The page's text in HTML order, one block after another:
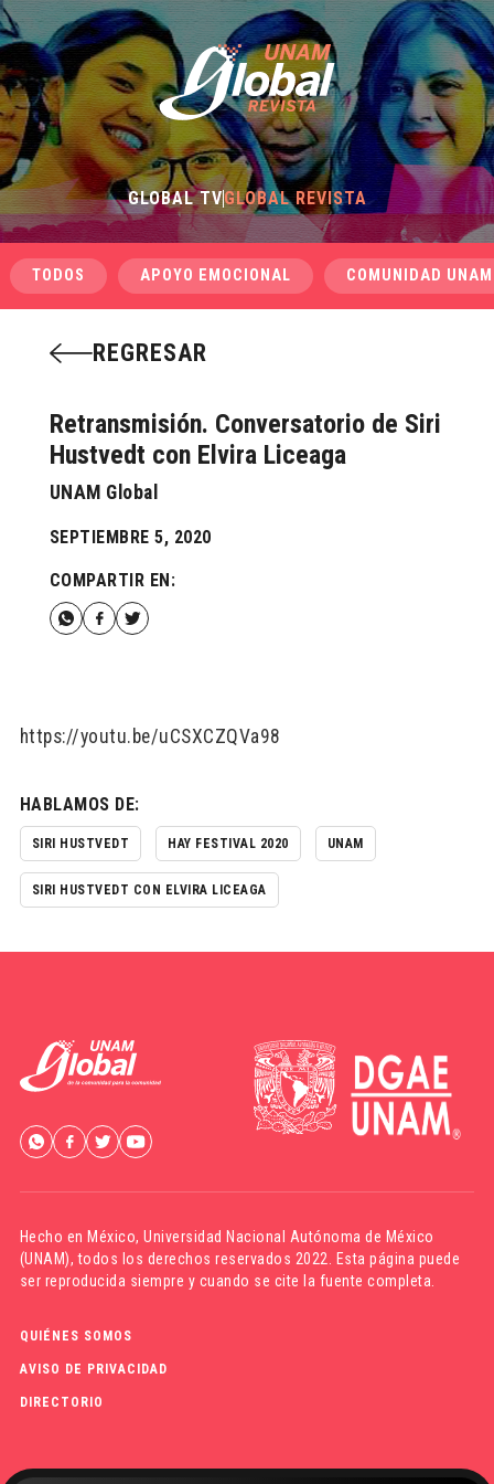
GLOBAL TVGLOBAL REVISTA
TODOS APOYO EMOCIONAL COMUNIDAD UNAM
REGRESAR
Retransmisión. Conversatorio de Siri
Hustvedt con Elvira Liceaga
UNAM Global
SEPTIEMBRE 5, 2020
COMPARTIR EN:
https://youtu.be/uCSXCZQVa98
HABLAMOS DE:
SIRI HUSTVEDT HAY FESTIVAL 2020 UNAM
SIRI HUSTVEDT CON ELVIRA LICEAGA
Hecho en México,Universidad Nacional Autónoma de México
(UNAM), todos los derechos reservados 2022. Esta página puede
ser reproducida siempre y cuando se cite la fuente completa.
QUIÉNES SOMOS
AVISO DE PRIVACIDAD
DIRECTORIO